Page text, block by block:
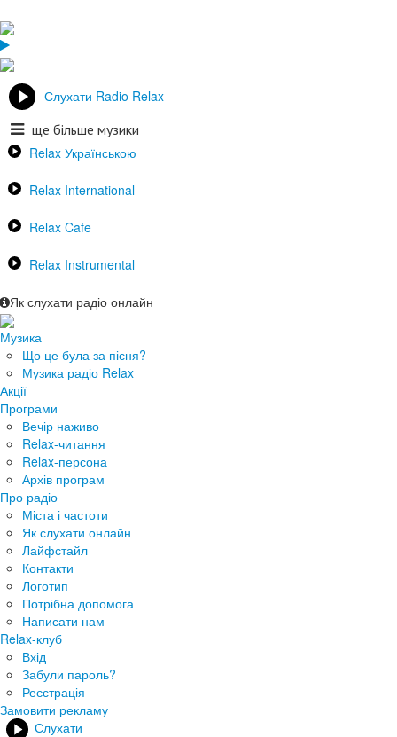
Слухати Radio Relax
ще більше музики
Relax Українською
Relax International
Relax Cafe
Relax Instrumental
Як слухати радіо онлайн
Музика
Що це була за пісня?
Музика радіо Relax
Акції
Програми
Вечір наживо
Relax-читання
Relax-персона
Архів програм
Про радіо
Міста і частоти
Як слухати онлайн
Лайфстайл
Контакти
Логотип
Потрібна допомога
Написати нам
Relax-клуб
Вхід
Забули пароль?
Реєстрація
Замовити рекламу
Слухати